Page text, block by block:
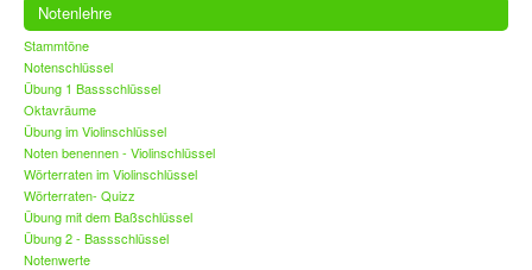
Notenlehre
Stammtöne
Notenschlüssel
Übung 1 Bassschlüssel
Oktavräume
Übung im Violinschlüssel
Noten benennen - Violinschlüssel
Wörterraten im Violinschlüssel
Wörterraten- Quizz
Übung mit dem Baßschlüssel
Übung 2 - Bassschlüssel
Notenwerte